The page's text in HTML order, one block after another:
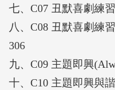
七、C07 丑默喜劇練
八、C08 丑默喜劇練
306
九、C09 主題即興
十、C10 主題即興與